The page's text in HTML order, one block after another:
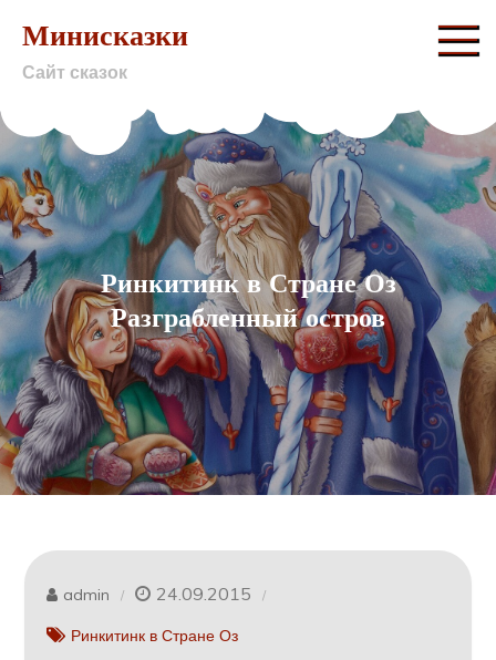
content
Минисказки
Сайт сказок
Ринкитинк в Стране Оз
Разграбленный остров
admin 24.09.2015
Ринкитинк в Стране Оз